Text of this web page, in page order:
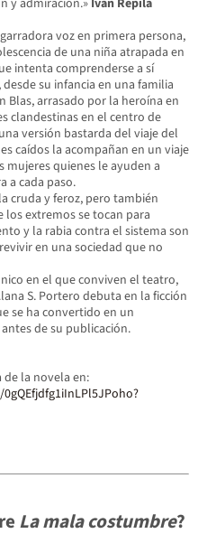
voz en primera persona,
de una niña atrapada en
intenta comprenderse a sí
su infancia en una familia
Blas, arrasado por la heroína en
clandestinas en el centro de
versión bastarda del viaje del
caídos la acompañan en un viaje
quienes le ayuden a
a cada paso.
cruda y feroz, pero también
extremos se tocan para
y la rabia contra el sistema son
en una sociedad que no
en el que conviven el teatro,
S. Portero debuta en la ficción
se ha convertido en un
de su publicación.
de la novela en:
La mala costumbre?